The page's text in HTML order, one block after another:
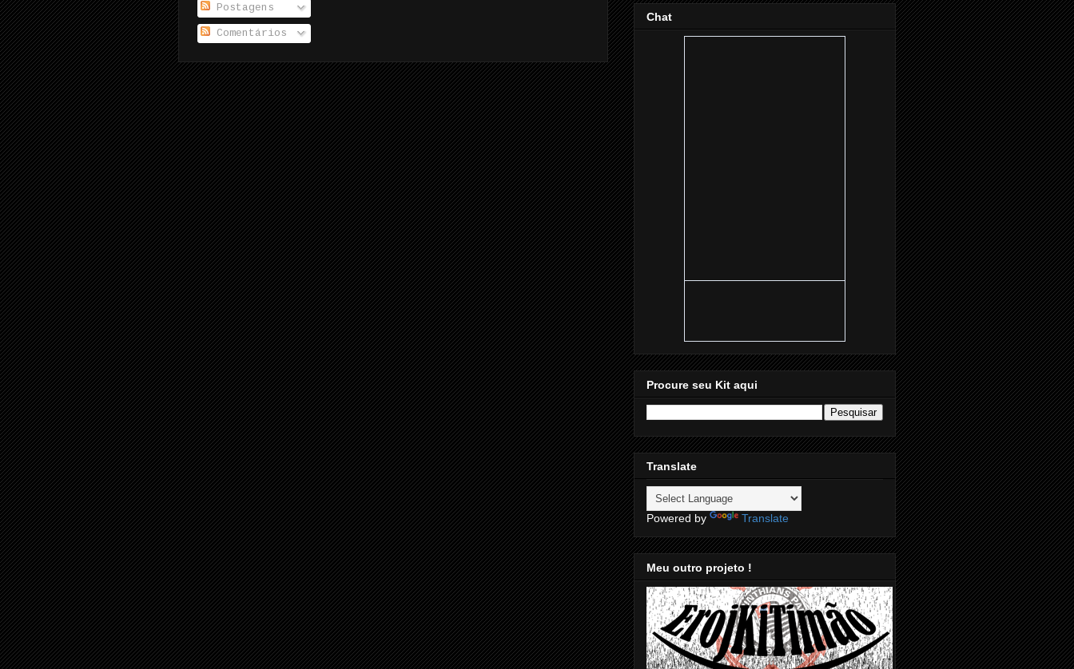
Postagens
Comentários
Chat
Procure seu Kit aqui
Translate
Powered by Translate
Meu outro projeto !